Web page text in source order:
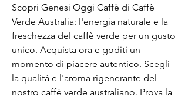
Scopri Genesi Oggi Caffè di Caffè
Verde Australia: l'energia naturale e la
freschezza del caffè verde per un gusto
unico. Acquista ora e goditi un
momento di piacere autentico. Scegli
la qualità e l'aroma rigenerante del
nostro caffè verde australiano. Prova la